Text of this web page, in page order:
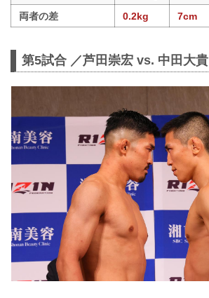
両者の差
0.2kg 7cm
第5試合 ／芦田崇宏 vs. 中田大貴